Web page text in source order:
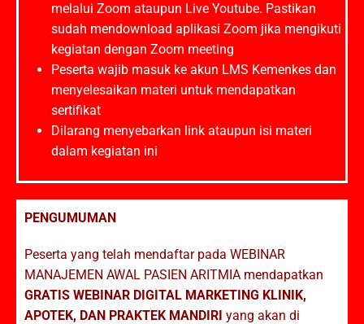
melalui Zoom ataupun Live Youtube. Pastikan
sudah mendownload aplikasi Zoom jika mengikuti
kegiatan dengan Zoom meeting
Peserta wajib masuk ke akun LMS Kemenkes dan
menyelesaikan materi untuk mendapatkan
sertifikat
Dilarang menyebarkan link ataupun isi materi
dalam kegiatan ini
PENGUMUMAN
Peserta yang telah mendaftar pada WEBINAR
MANAJEMEN AWAL PASIEN ARITMIA mendapatkan
GRATIS WEBINAR DIGITAL MARKETING KLINIK,
APOTEK, DAN PRAKTEK MANDIRI yang akan di